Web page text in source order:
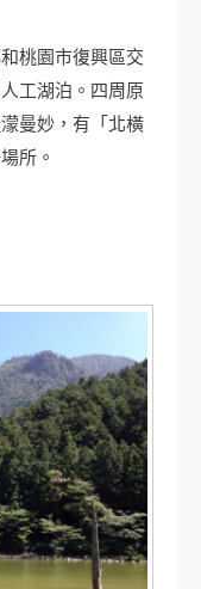
桃園市復興區交
工湖泊。四周原
曼妙，有「北橫
所。